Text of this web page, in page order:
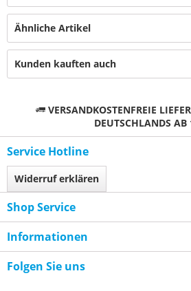
Ähnliche Artikel
Kunden kauften auch
VERSANDKOSTENFREIE
DEUTSCHLANDS AB
Service Hotline
Widerruf erklären
Shop Service
Informationen
Folgen Sie uns